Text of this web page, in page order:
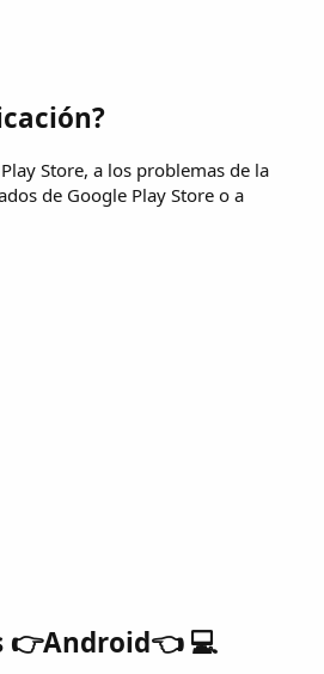
Store, a los problemas de la
de Google Play Store o a
👉Android👈 💻